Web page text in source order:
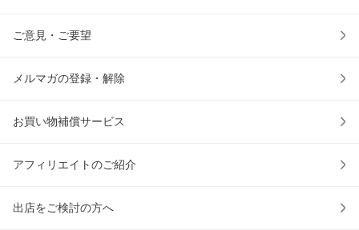
ご意見・ご要望
メルマガの登録・解除
お買い物補償サービス
アフィリエイトのご紹介
出店をご検討の方へ